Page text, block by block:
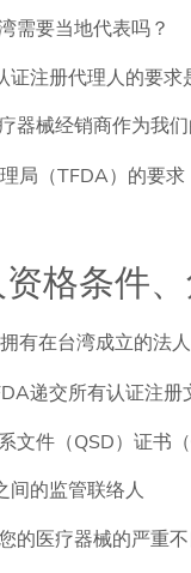
需要当地代表吗？
证注册代理人的要求
器械经销商作为我
局（TFDA）的要
格条件
有在台湾成立的法
递交所有认证注册
文件（QSD）证书
间的监管联络人
的医疗器械的严重